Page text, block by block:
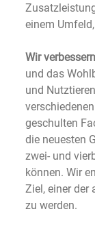
einem
Wir verbessern
und das
und
geschulten
die neuesten
zwei- und
können. Wir
Ziel, einer der
zu werden.